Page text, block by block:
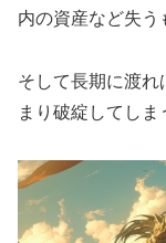
内の資産など失う
そして長期に渡れ
まり破綻してしま